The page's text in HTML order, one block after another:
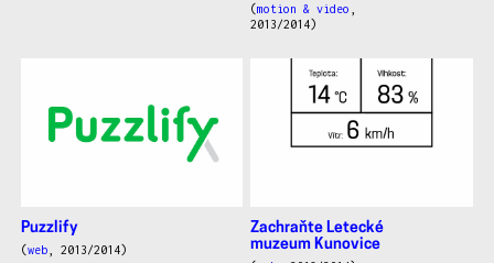
(motion & video
2013/2014)
Puzzlify
(web, 2013/2014)
Zachraňte Letecké
muzeum Kunovice